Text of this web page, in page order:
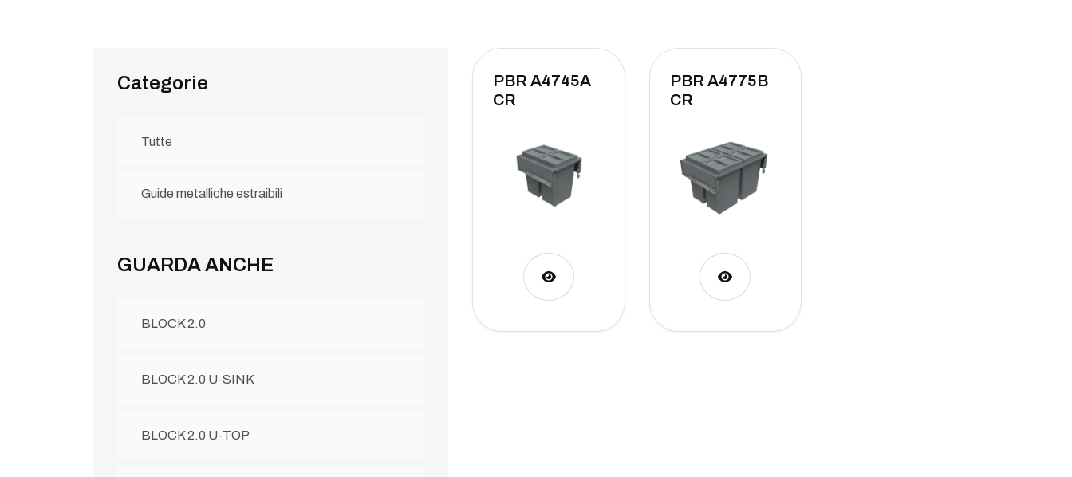
Categorie
Tutte
Guide metalliche estraibili
GUARDA ANCHE
BLOCK 2.0
BLOCK 2.0 U-SINK
BLOCK 2.0 U-TOP
PBR A4745A
CR
PBR A4775B
CR